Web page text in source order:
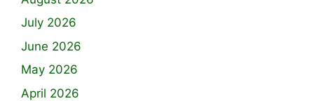
July 2026
June 2026
May 2026
April 2026